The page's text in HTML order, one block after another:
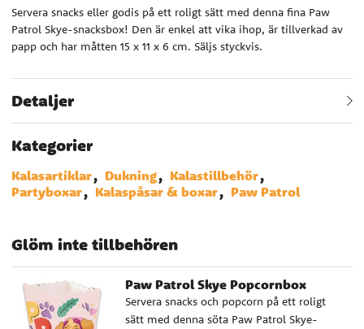
Servera snacks eller godis på ett roligt sätt med denna fina Paw
Patrol Skye-snacksbox! Den är enkel att vika ihop, är tillverkad av
papp och har måtten 15 x 11 x 6 cm. Säljs styckvis.
Detaljer
Kategorier
Kalasartiklar Dukning
Kalastillbehör
Partyboxar
Kalaspåsar & boxar Paw Patrol
Glöm inte tillbehören
Paw Patrol Skye Popcornbox
Servera snacks och popcorn på ett roligt
sätt med denna söta Paw Patrol Skye-